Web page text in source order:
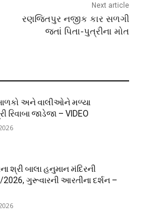
Next article
રણજિતપુર નજીક કાર સળગી
જતાં પિતા-પુત્રીના મોત
અને વાલીઓને મળ્યા
રિવાબા જાડેજા – VIDEO
શ્રી બાલા હનુમાન મંદિરની
2026, ગુરૂવારની આરતીના દર્શન –